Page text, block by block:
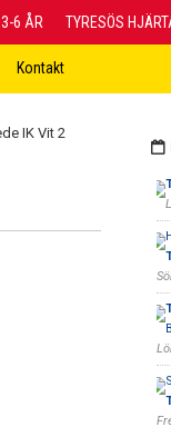
3-6 ÅR TYRESÖS
Kontakt